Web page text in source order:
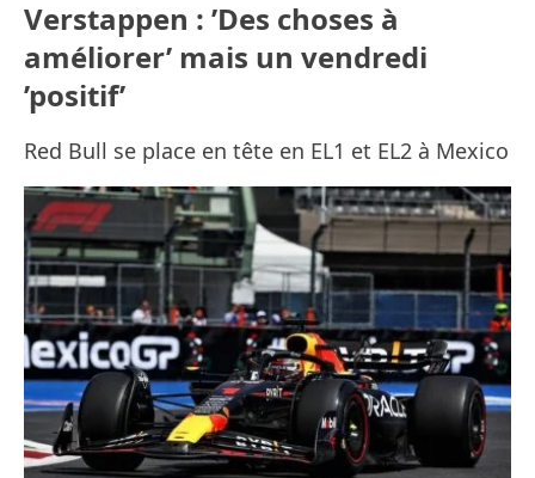
Verstappen : ’Des choses à
améliorer’ mais un vendredi
’positif’
Red Bull se place en tête en EL1 et EL2 à Mexico